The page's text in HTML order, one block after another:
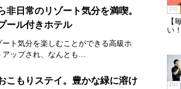
非日常のリゾート気分を満喫。
ール付きホテル
ト気分を楽しむことができる高級ホ
ップされ、なんとも...
こもりステイ。豊かな緑に溶け
PR
【
い
PR